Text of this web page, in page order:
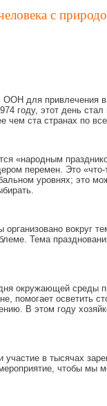
с
для привлечения
году, этот день стал
чем ста странах по
«народным
перемен. Это
уровнях; это
вокруг
Тема
окружающей среды
помогает осветить
В этом году
в тысячах
чтобы мы